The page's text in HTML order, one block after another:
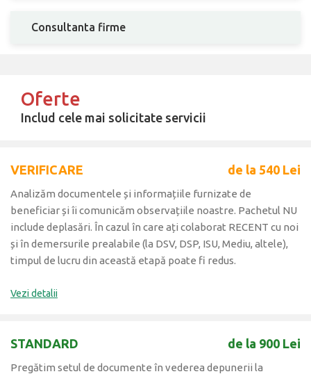
Consultanta firme
Oferte
Includ cele mai solicitate servicii
VERIFICARE de la 540 Lei
Analizăm documentele și informațiile furnizate de
beneficiar și îi comunicăm observațiile noastre. Pachetul NU
include deplasări. În cazul în care ați colaborat RECENT cu noi
și în demersurile prealabile (la DSV, DSP, ISU, Mediu, altele),
timpul de lucru din această etapă poate fi redus.
Vezi detalii
STANDARD de la 900 Lei
Pregătim setul de documente în vederea depunerii la